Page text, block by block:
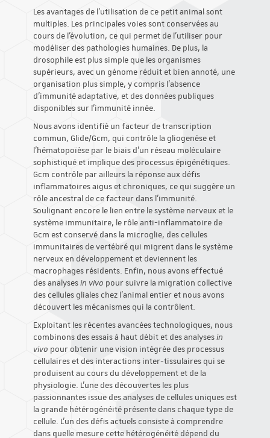
Les avantages de l'utilisation de ce petit animal sont
multiples. Les principales voies sont conservées au
cours de l'évolution, ce qui permet de l'utiliser pour
modéliser des pathologies humaines. De plus, la
drosophile est plus simple que les organismes
supérieurs, avec un génome réduit et bien annoté, une
organisation plus simple, y compris l'absence
d'immunité adaptative, et des données publiques
disponibles sur l'immunité innée.
Nous avons identifié un facteur de transcription
commun, Glide/Gcm, qui contrôle la gliogenèse et
l'hématopoïèse par le biais d'un réseau moléculaire
sophistiqué et implique des processus épigénétiques.
Gcm contrôle par ailleurs la réponse aux défis
inflammatoires aigus et chroniques, ce qui suggère un
rôle ancestral de ce facteur dans l'immunité.
Soulignant encore le lien entre le système nerveux et le
système immunitaire, le rôle anti-inflammatoire de
Gcm est conservé dans la microglie, des cellules
immunitaires de vertébré qui migrent dans le système
nerveux en développement et deviennent les
macrophages résidents. Enfin, nous avons effectué
des analysesin vivo pour suivre la migration collective
des cellules gliales chez l'animal entier et nous avons
découvert les mécanismes qui la contrôlent.
Exploitant les récentes avancées technologiques, nous
combinons des essais à haut débit et des analysesin
vivo pour obtenir une vision intégrée des processus
cellulaires et des interactions inter-tissulaires qui se
produisent au cours du développement et de la
physiologie. L'une des découvertes les plus
passionnantes issue des analyses de cellules uniques est
la grande hétérogénéité présente dans chaque type de
cellule. L'un des défis actuels consiste à comprendre
dans quelle mesure cette hétérogénéité dépend du